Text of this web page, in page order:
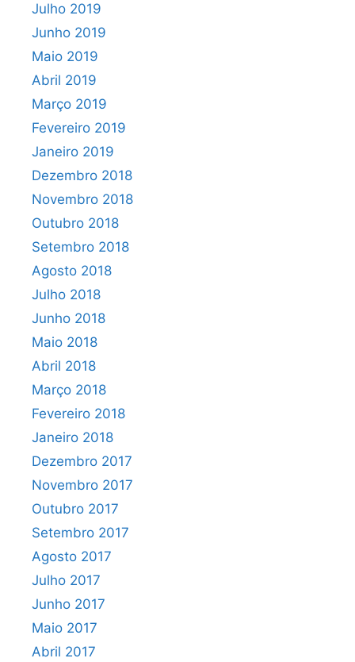
Julho 2019
Junho 2019
Maio 2019
Abril 2019
Março 2019
Fevereiro 2019
Janeiro 2019
Dezembro 2018
Novembro 2018
Outubro 2018
Setembro 2018
Agosto 2018
Julho 2018
Junho 2018
Maio 2018
Abril 2018
Março 2018
Fevereiro 2018
Janeiro 2018
Dezembro 2017
Novembro 2017
Outubro 2017
Setembro 2017
Agosto 2017
Julho 2017
Junho 2017
Maio 2017
Abril 2017